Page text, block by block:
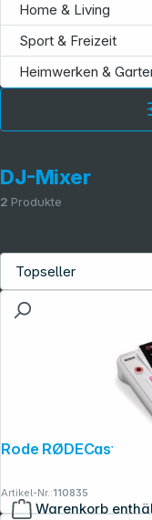
Warenkorb
Home & Living
Sport & Freizeit
Heimwerken &
DJ-Mixer
2 Produkte
Artikel-Nr.:110835
Copyright © 2001